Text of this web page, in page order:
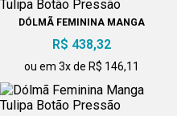
DÓLMÃ FEMININA MANGA
R$ 438,32
ou em 3x de R$ 146,11